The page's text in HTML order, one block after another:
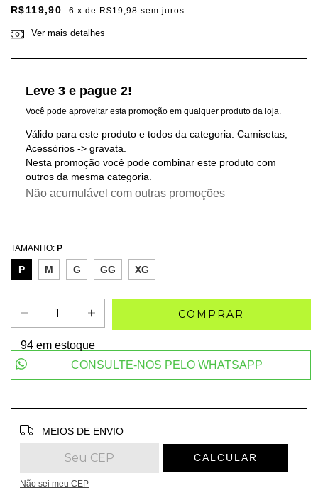
R$119,90 6 x de R$19,98 sem juros
Ver mais detalhes
Leve 3 e pague 2!
Você pode aproveitar esta promoção em qualquer produto da loja.
Válido para este produto e todos da categoria: Camisetas,
Acessórios -> gravata.
Nesta promoção você pode combinar este produto com
outros da mesma categoria.
Não acumulável com outras promoções
TAMANHO: P
P M G GG XG
94em estoque
CONSULTE-NOS PELO WHATSAPP
Entregas para o CEP: ALTERAR CEP
MEIOS DE ENVIO
CALCULAR
Não sei meu CEP